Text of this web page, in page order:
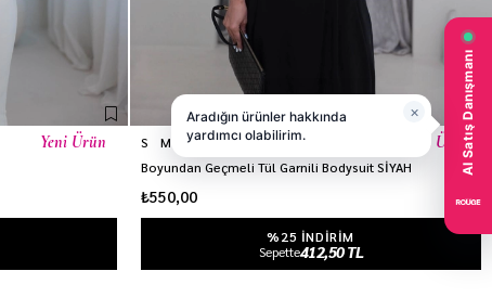
Yeni Ürün S M
L
Boyundan Geçmeli Tül Garnili Bodysuit SİYAH
₺550,00
%25 INDIRIM
Sepette412,50 TL
Yeni Ürün